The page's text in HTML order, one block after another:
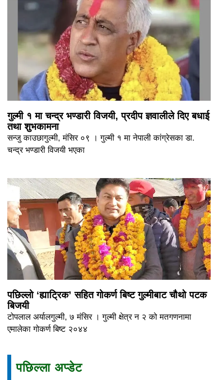
गुल्मी १ मा चन्द्र भण्डारी विजयी, प्रदीप ज्ञवालीले दिए बधाई
तथा शुभकामना
सन्जु काउछागुल्मी, मंसिर ०९ । गुल्मी १ मा नेपाली कांग्रेसका डा.
चन्द्र भण्डारी विजयी भएका
पछिल्लो ‘ह्याट्रिक’ सहित गोकर्ण बिष्ट गुल्मीबाट चौथो पटक
बिजयी
टोपलाल अर्यालगुल्मी, ७ मंसिर । गुल्मी क्षेत्र न २ को मतगणनामा
एमालेका गोकर्ण बिष्ट २०४४
पछिल्ला अप्डेट